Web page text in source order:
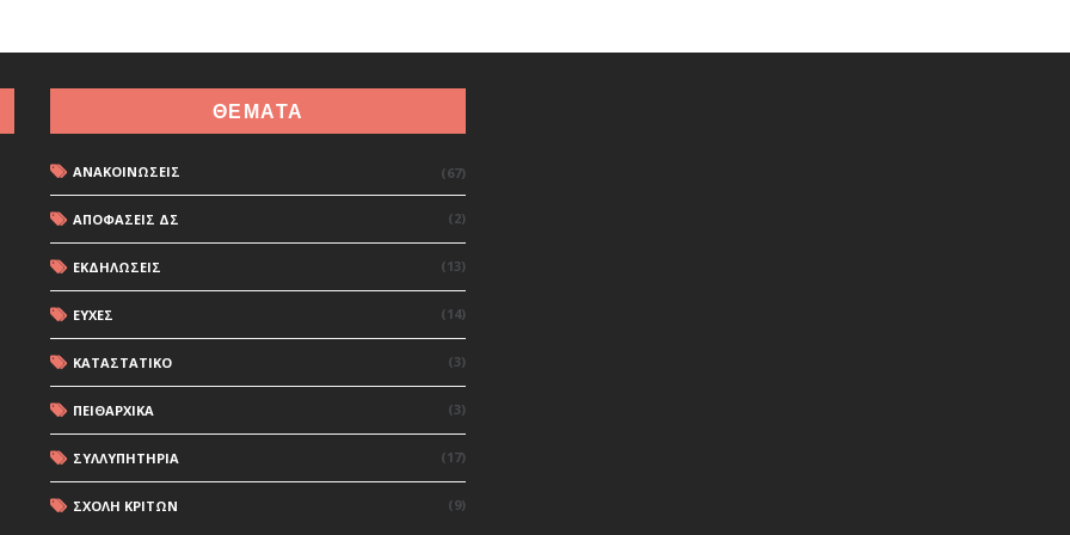
ΘΕΜΑΤΑ
ΑΝΑΚΟΙΝΩΣΕΙΣ (67)
ΑΠΟΦΑΣΕΙΣ ΔΣ (2)
ΕΚΔΗΛΩΣΕΙΣ (13)
ΕΥΧΕΣ (14)
ΚΑΤΑΣΤΑΤΙΚΟ (3)
ΠΕΙΘΑΡΧΙΚΑ (3)
ΣΥΛΛΥΠΗΤΗΡΙΑ (17)
ΣΧΟΛΗ ΚΡΙΤΩΝ (9)